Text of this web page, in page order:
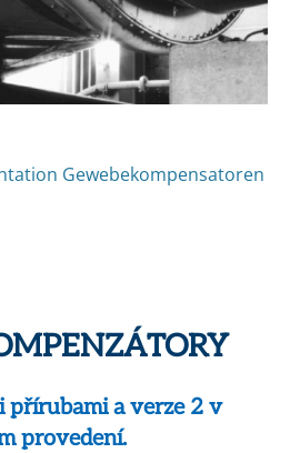
Gewebekompensatoren
přírubami a verze 2 v
provedení.